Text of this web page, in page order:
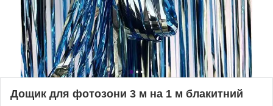
Дощик для фотозони 3 м на 1 м блакитний